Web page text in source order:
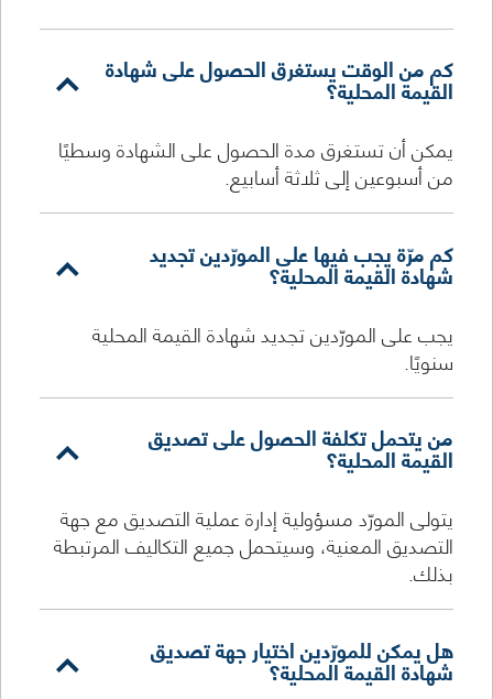
كم من الوقت يستغرق الحصول على شهادة
القيمة المحلية؟
يمكن أن تستغرق مدة الحصول على الشهادة وسطيًا
من أسبوعين إلى ثلاثة أسابيع.
كم مرّة يجب فيها على المورّدين تجديد
شهادة القيمة المحلية؟
يجب على المورّدين تجديد شهادة القيمة المحلية
سنويًا.
من يتحمل تكلفة الحصول على تصديق
القيمة المحلية؟
يتولى المورّد مسؤولية إدارة عملية التصديق مع جهة
التصديق المعنية، وسيتحمل جميع التكاليف المرتبطة
بذلك.
هل يمكن للمورّدين اختيار جهة تصديق
شهادة القيمة المحلية؟